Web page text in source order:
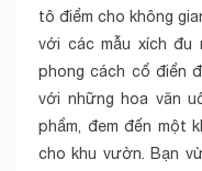
tô điểm cho không
với các mẫu xích
phong cách cổ điển
với những hoa văn
phẩm, đem đến một
cho khu vườn. Bạn